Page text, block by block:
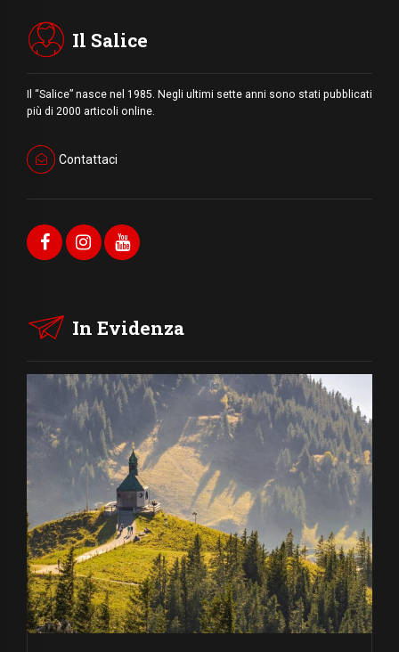
Il Salice
Il “Salice” nasce nel 1985. Negli ultimi sette anni sono stati pubblicati
più di 2000 articoli online.
Contattaci
In Evidenza